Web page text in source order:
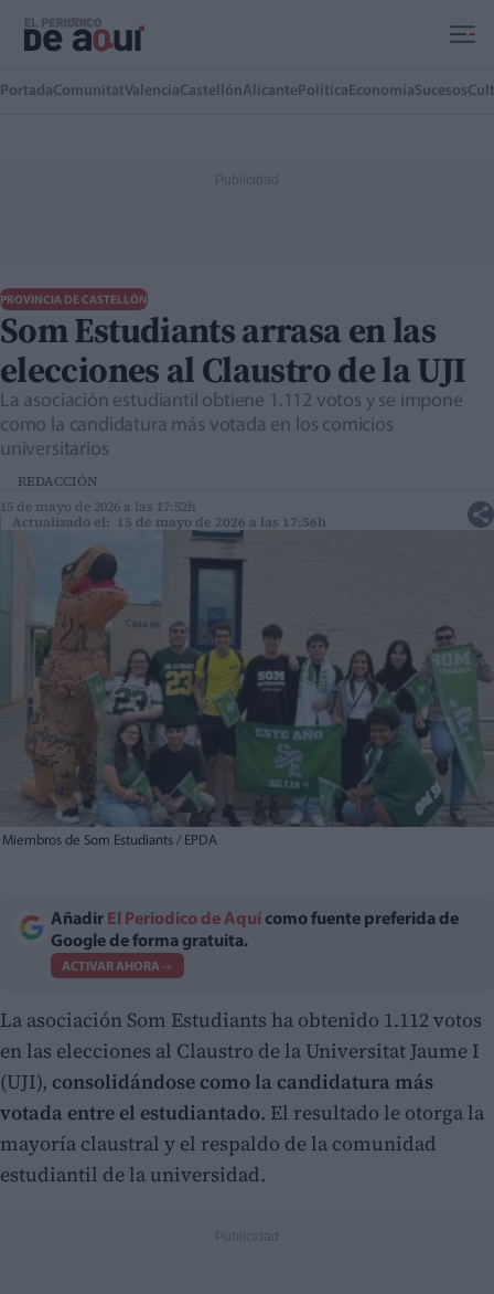
PortadaComunitatValenciaCastellónAlicante Política EconomíaSucesos
PROVINCIA DE CASTELLÓN
Som Estudiants arrasa en las
elecciones al Claustro de la UJI
La asociación estudiantil obtiene 1.112 votos y se impone
como la candidatura más votada en los comicios
universitarios
REDACCIÓN
15 de mayo de 2026 a las 17:52h
Actualizado el: 15 de mayo de 2026 a las 17:56h
Miembros de Som Estudiants / EPDA
Añadir El Periodico de Aquí como fuente preferida de
Google de forma gratuita.
ACTIVAR AHORA
La asociación Som Estudiants ha obtenido 1.112 votos
en las elecciones al Claustro de la Universitat Jaume I
(UJI), consolidándose como la candidatura más
votada entre el estudiantado. El resultado le otorga la
mayoría claustral y el respaldo de la comunidad
estudiantil de la universidad.